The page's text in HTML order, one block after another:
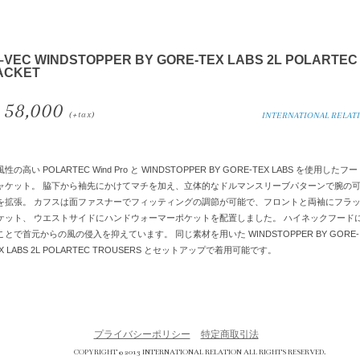
WINDSTOPPER BY GORE-TEX LABS 2L POLARTEC
58,000(+tax) INTERNATIONAL
性の高い POLARTEC Wind Pro と WINDSTOPPER BY GORE-TEX LABS を使用したフー
ケット。 脇下から袖先にかけてマチを加え、立体的なドルマンスリーブパターンで腕の
拡張。 カフスは面ファスナーでフィッティングの調節が可能で、フロントと両袖にフラ
ット、 ウエストサイドにハンドウォーマーポケットを配置しました。 ハイネックフード
とで首元からの風の侵入を抑えています。 同じ素材を用いた WINDSTOPPER BY GORE-
LABS 2L POLARTEC TROUSERS とセットアップで着用可能です。
プライバシーポリシー 特定商取引法
COPYRIGHT © 2013 INTERNATIONAL RELATION ALL RIGHTS RESERVED.